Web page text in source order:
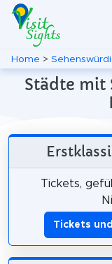
Home >
Städte mit
Tickets,
Tickets